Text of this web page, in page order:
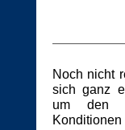
Noch nicht
sich ganz
um den